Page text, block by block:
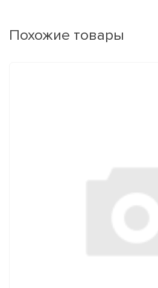
Похожие товары